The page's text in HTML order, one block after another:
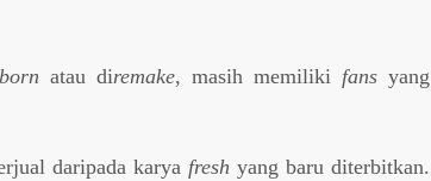
atau diremake, masih memiliki fansyang
daripada karya fresh yang baru diterbitkan.